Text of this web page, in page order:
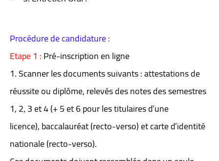
Procédure de candidature :
Etape 1 :Pré-inscription en ligne
1. Scanner les documents suivants : attestations de
réussite ou diplôme, relevés des notes des semestres
1, 2, 3 et 4 (+ 5 et 6 pour les titulaires d’une
licence), baccalauréat (recto-verso) et carte d’identité
nationale (recto-verso).